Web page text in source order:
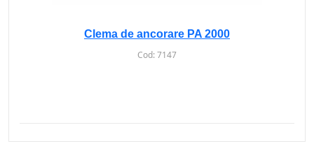
Clema de ancorare PA 2000
Cod:7147